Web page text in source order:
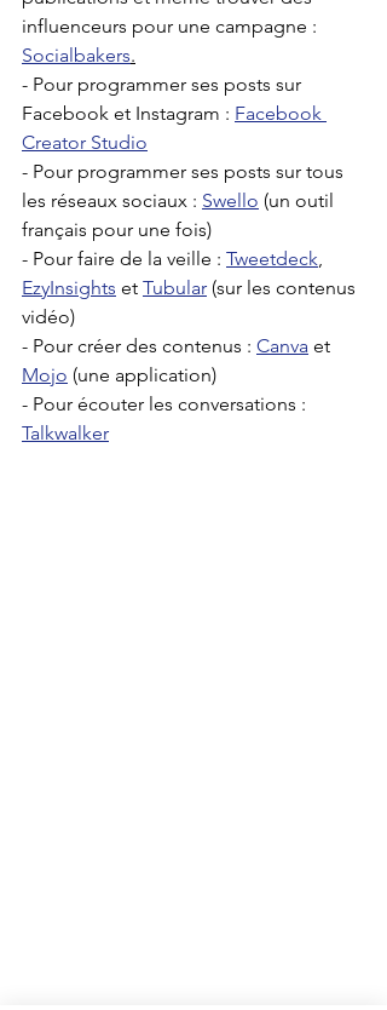
influenceurs pour une campagne :
Socialbakers.
- Pour programmer ses posts sur
Facebook et Instagram : Facebook
Creator Studio
- Pour programmer ses posts sur tous
les réseaux sociaux : Swello (un outil
français pour une fois)
- Pour faire de la veille : Tweetdeck,
EzyInsights et Tubular (sur les contenus
vidéo)
- Pour créer des contenus : Canva et
Mojo (une application)
- Pour écouter les conversations :
Talkwalker